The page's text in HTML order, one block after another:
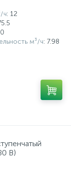
ч: 12
м³/ч: 7.98
В)